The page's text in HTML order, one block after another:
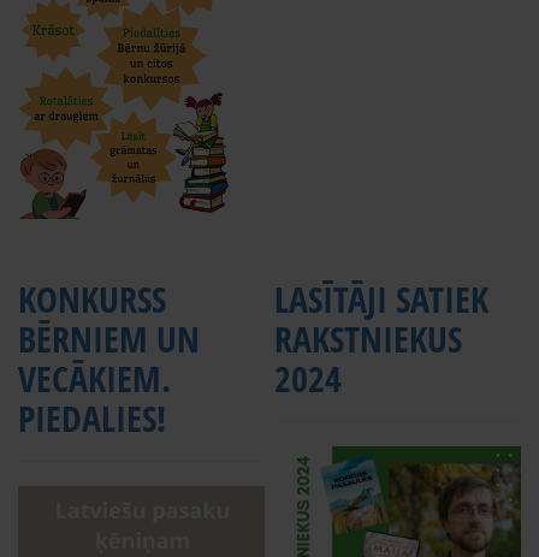
KONKURSS
BĒRNIEM UN
VECĀKIEM.
PIEDALIES!
LASĪTĀJI SATIEK
RAKSTNIEKUS
2024